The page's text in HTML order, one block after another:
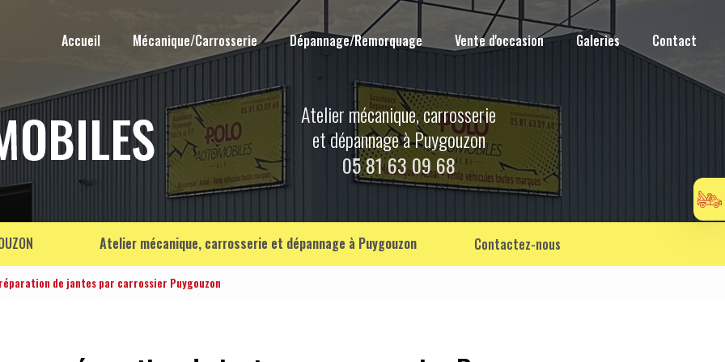
Accueil
Mécanique/Carrosserie Dépannage/Remorquage Vente d'occasion Galeries Contact
Atelier mécanique, carrosserie
et dépannage à Puygouzon
05 81 63 09 68
Atelier mécanique, carrosserie et dépannage à Puygouzon Contactez-nous
de jantes par carrossier Puygouzon